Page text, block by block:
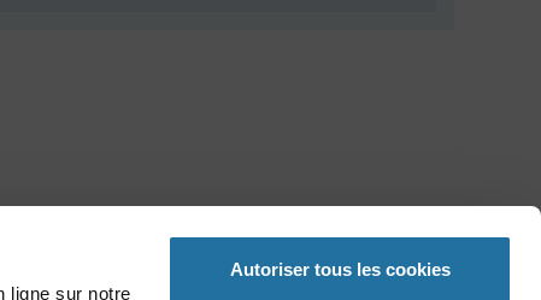
ligne sur notre
Autoriser tous les cookies